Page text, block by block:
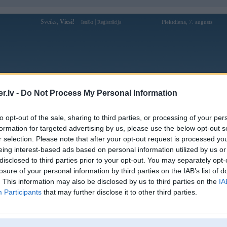
- Do Not Process My Personal Information
opt-out of the sale, sharing to third parties, or processing of your
for targeted advertising by us, please use the below opt-out
selection. Please note that after your opt-out request is processed
interest-based ads based on personal information utilized by us
to third parties prior to your opt-out. You may separately
of your personal information by third parties on the IAB’s list of
This information may also be disclosed by us to third parties on the
Participants that may further disclose it to other third parties.
Sveiks, Viesi! Ienākt Reģistrācija Piektdiena, 7. augusts
Forums Galerijas Reģistrācija Lietotāji
Lietotāja Ismails profils
Pēdējo reizi manīts: 25. May 2023, 09:58
Lietotājvārds:
Ismails
Braucu ar:
E46 Touring
Ziņojumi forumā:
[Pēdējie ziņojumi forumā]